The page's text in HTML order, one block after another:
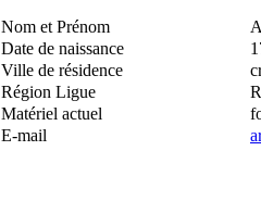
Nom et Prénom
Date de naissance
Ville de résidence
Région Ligue
Matériel actuel
E-mail